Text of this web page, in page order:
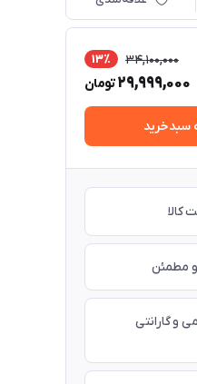
34,100,000 13٪
29,999,000تومان
سبدخرید
کالا
مطمئن
و گارانتی